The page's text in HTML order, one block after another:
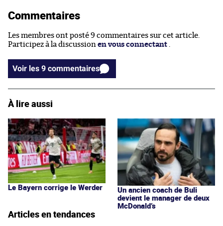
Commentaires
Les membres ont posté 9 commentaires sur cet article.
Participez à la discussion en vous connectant
Voir les 9 commentaires
À lire aussi
Le Bayern corrige le Werder
Un ancien coach de Buli
devient le manager de deux
McDonald’s
Articles en tendances